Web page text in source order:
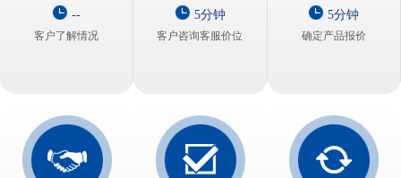
--
客户了解情况
5分钟
客户咨询客服价位
5分钟
确定产品报价